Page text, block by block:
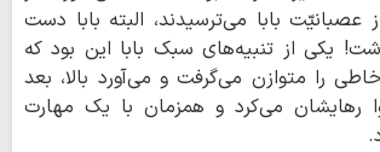
عصبانیّت بابا می‌ترسیدند، البته بابا دست
یکی از تنبیه‌های سبک بابا این بود که
را متوازن می‌گرفت و می‌آورد بالا، بعد
می‌کرد و همزمان با یک مهارت